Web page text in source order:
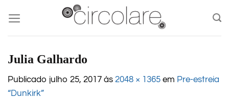
content
Julia Galhardo
Publicado julho 25, 2017 às 2048 × 1365 em Pre-estreia
“Dunkirk”